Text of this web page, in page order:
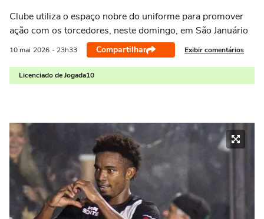
Clube utiliza o espaço nobre do uniforme para promover
ação com os torcedores, neste domingo, em São Januário
10 mai 2026 - 23h33 Compartilhar Exibir comentários
Licenciado de Jogada10